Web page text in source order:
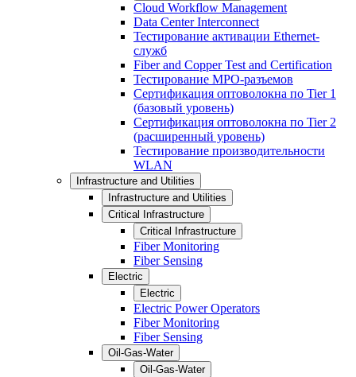
Cloud Workflow Management
Data Center Interconnect
Тестирование активации Ethernet-
служб
Fiber and Copper Test and Certification
Тестирование МРО-разъемов
Сертификация оптоволокна по Tier 1
(базовый уровень)
Сертификация оптоволокна по Tier 2
(расширенный уровень)
Тестирование производительности
WLAN
Infrastructure and Utilities
Infrastructure and Utilities
Critical Infrastructure
Critical Infrastructure
Fiber Monitoring
Fiber Sensing
Electric
Electric
Electric Power Operators
Fiber Monitoring
Fiber Sensing
Oil-Gas-Water
Oil-Gas-Water